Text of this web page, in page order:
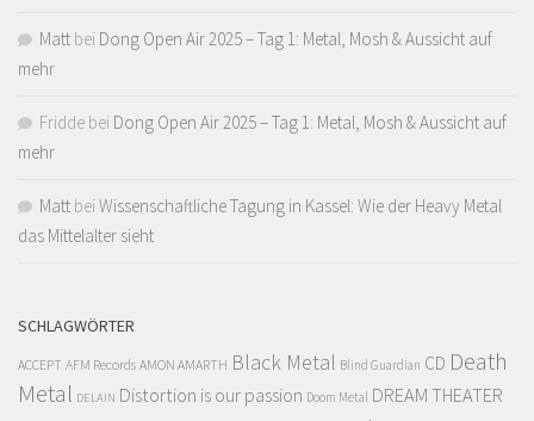
Matt bei Dong Open Air 2025 – Tag 1: Metal, Mosh & Aussicht auf
mehr
Fridde bei Dong Open Air 2025 – Tag 1: Metal, Mosh & Aussicht auf
mehr
Matt bei Wissenschaftliche Tagung in Kassel: Wie der Heavy Metal
das Mittelalter sieht
SCHLAGWÖRTER
ACCEPT AFM Records AMON AMARTH Black Metal Blind Guardian CD Death
Metal DELAIN Distortion is our passion Doom Metal DREAM THEATER